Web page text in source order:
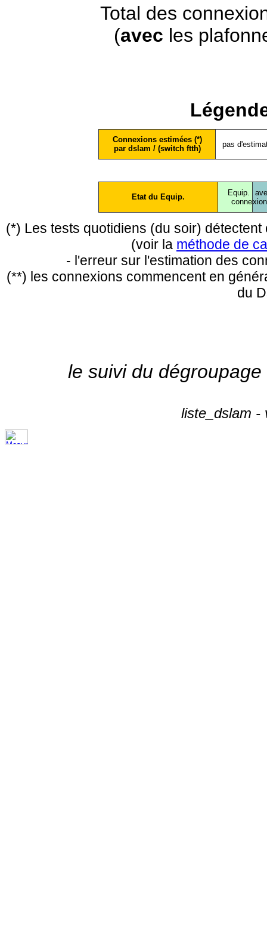
Total des
(avec les
Connexions estimées (*)
par dslam / (switch ftth)
pas
Etat du Equip.
Equip.
conne
(*) Les tests quotidiens (du soir)
(voir la méthode de
- l'erreur sur l'estimation des
(**) les connexions commencent en
du
le suivi du
liste_dslam -